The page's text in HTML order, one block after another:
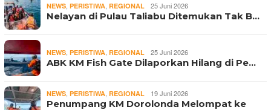
NEWS, PERISTIWA, REGIONAL 25 Juni 2026
Nelayan di Pulau Taliabu Ditemukan Tak B…
NEWS, PERISTIWA, REGIONAL 25 Juni 2026
ABK KM Fish Gate Dilaporkan Hilang di Pe…
NEWS, PERISTIWA, REGIONAL 19 Juni 2026
Penumpang KM Dorolonda Melompat ke